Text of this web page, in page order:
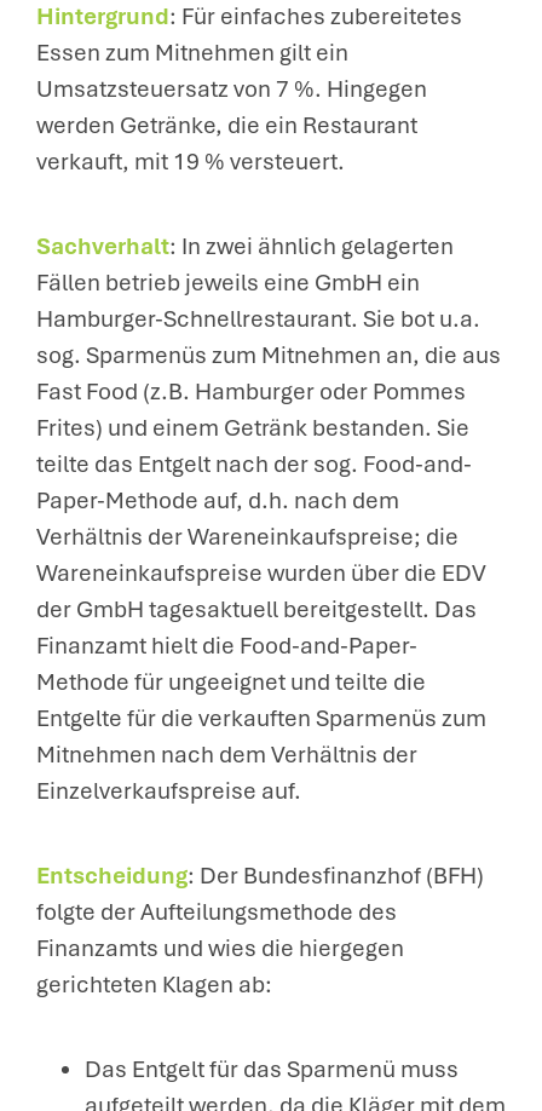
Hintergrund: Für einfaches zubereitetes
Essen zum Mitnehmen gilt ein
Umsatzsteuersatz von 7 %. Hingegen
werden Getränke, die ein Restaurant
verkauft, mit 19 % versteuert.
Sachverhalt: In zwei ähnlich gelagerten
Fällen betrieb jeweils eine GmbH ein
Hamburger-Schnellrestaurant. Sie bot u.a.
sog. Sparmenüs zum Mitnehmen an, die aus
Fast Food (z.B. Hamburger oder Pommes
Frites) und einem Getränk bestanden. Sie
teilte das Entgelt nach der sog. Food-and-
Paper-Methode auf, d.h. nach dem
Verhältnis der Wareneinkaufspreise; die
Wareneinkaufspreise wurden über die EDV
der GmbH tagesaktuell bereitgestellt. Das
Finanzamt hielt die Food-and-Paper-
Methode für ungeeignet und teilte die
Entgelte für die verkauften Sparmenüs zum
Mitnehmen nach dem Verhältnis der
Einzelverkaufspreise auf.
Entscheidung: Der Bundesfinanzhof (BFH)
folgte der Aufteilungsmethode des
Finanzamts und wies die hiergegen
gerichteten Klagen ab:
Das Entgelt für das Sparmenü muss